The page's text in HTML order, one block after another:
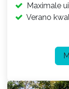
Maximale
Verano